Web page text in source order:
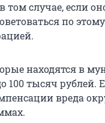
случае, если
по
находятся в
100 тысяч рублей.
вреда